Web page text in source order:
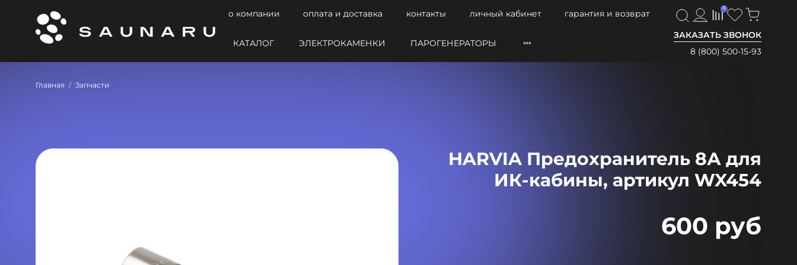
о компании оплата и доставка контакты личный кабинет
гарантия и возврат
ЗАКАЗАТЬ ЗВОНОК
8 (800) 500-15-93
0
КАТАЛОГ ЭЛЕКТРОКАМЕНКИ ПАРОГЕНЕРАТОРЫ
Главная Запчасти
HARVIA Предохранитель 8А для
ИК-кабины, артикул WX454
600 руб